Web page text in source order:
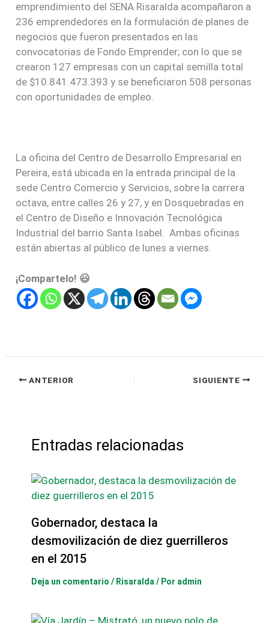
emprendimiento del SENA Risaralda acompañaron a
236 emprendedores en la formulación de planes de
negocios que fueron presentados en las
convocatorias de Fondo Emprender; con lo que se
crearon 127 empresas con un capital semilla total
de $10.841.473.393 y se beneficiaron 508 personas
con oportunidades de empleo.
La oficina del Centro de Desarrollo Empresarial en
Pereira, está ubicada en la entrada principal de la
sede Centro Comercio y Servicios, sobre la carrera
octava, entre calles 26 y 27, y en Dosquebradas en
el Centro de Diseño e Innovación Tecnológica
Industrial del barrio Santa Isabel. Ambas oficinas
están abiertas al público de lunes a viernes.
¡Compartelo! 😃
ANTERIOR SIGUIENTE
Entradas relacionadas
Gobernador, destaca la
desmovilización de diez guerrilleros
en el 2015
Deja un comentario / Risaralda / Por admin